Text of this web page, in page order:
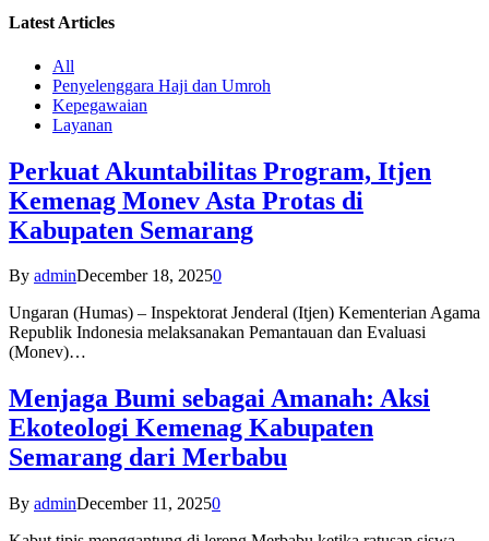
Latest Articles
All
Penyelenggara Haji dan Umroh
Kepegawaian
Layanan
Perkuat Akuntabilitas Program, Itjen
Kemenag Monev Asta Protas di
Kabupaten Semarang
By adminDecember 18, 20250
Ungaran (Humas) – Inspektorat Jenderal (Itjen) Kementerian Agama
Republik Indonesia melaksanakan Pemantauan dan Evaluasi
(Monev)…
Menjaga Bumi sebagai Amanah: Aksi
Ekoteologi Kemenag Kabupaten
Semarang dari Merbabu
By adminDecember 11, 20250